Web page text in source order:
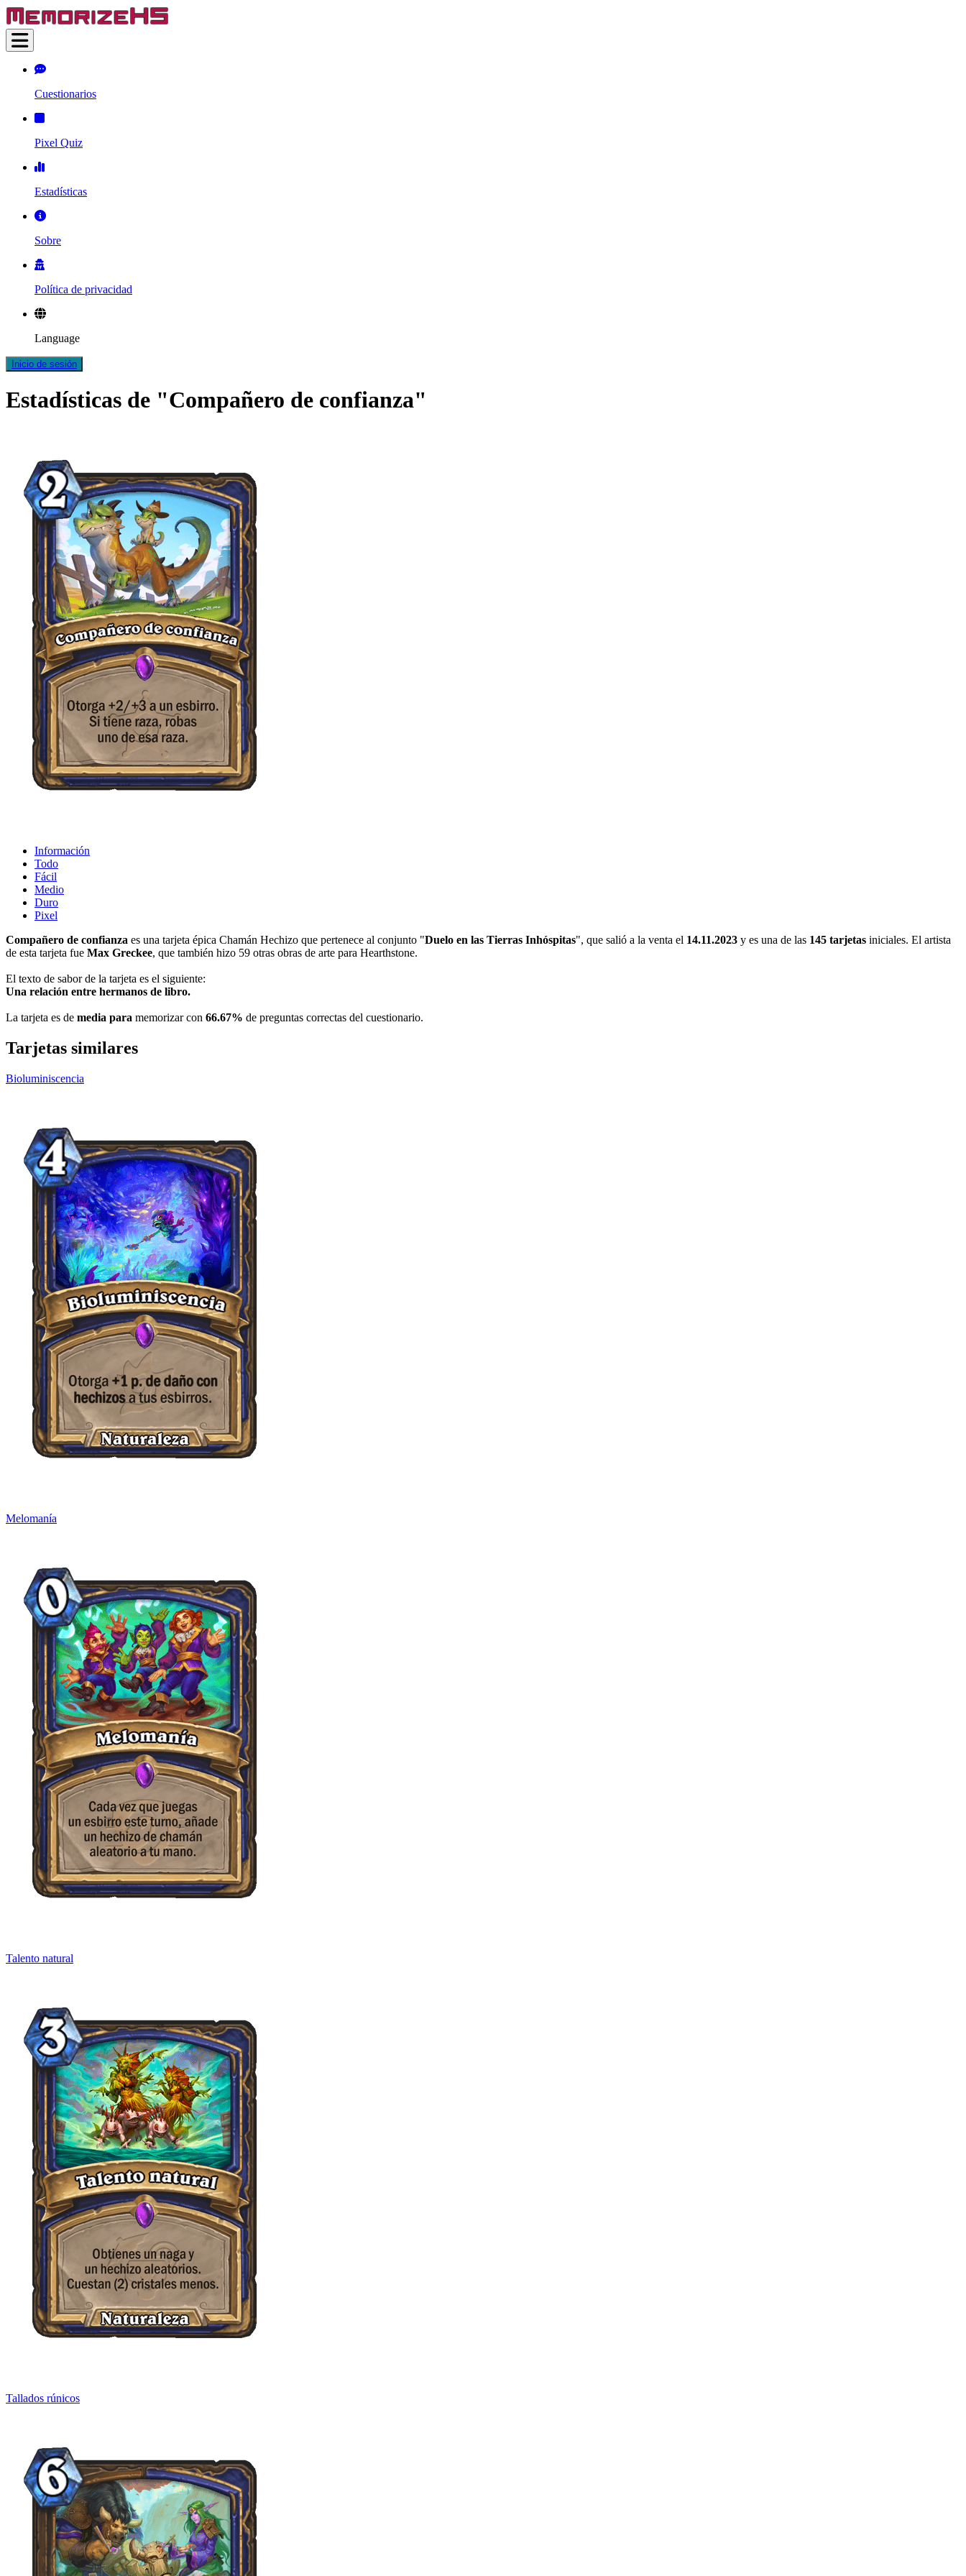
Cuestionarios
Pixel Quiz
Estadísticas
Sobre
Política de privacidad
Language
Inicio de sesión
Estadísticas de "Compañero de confianza"
Información
Todo
Fácil
Medio
Duro
Pixel
Compañero de confianza es una tarjeta épica Chamán Hechizo que pertenece al conjunto "Duelo en las Tierras Inhóspitas", que salió a la venta el 14.11.2023 y es una de las 145 tarjetas iniciales. El artista
de esta tarjeta fue Max Greckee, que también hizo 59 otras obras de arte para Hearthstone.
El texto de sabor de la tarjeta es el siguiente:
Una relación entre hermanos de libro.
La tarjeta es de media para memorizar con 66.67% de preguntas correctas del cuestionario.
Tarjetas similares
Bioluminiscencia
Melomanía
Talento natural
Tallados rúnicos